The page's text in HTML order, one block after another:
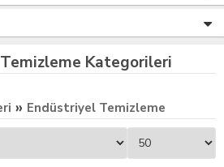
Kategorileri
» Endüstriyel Temizleme